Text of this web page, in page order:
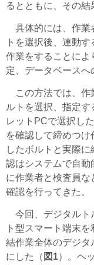
るとともに、その結
具体的には、作業
トを選択後、連動
作業をすることによ
定、データベースへ
この方法では、作
ルトを選択、指定
レットPCで選択し
を確認して締めつ
したボルトと実際
認はシステムで自動
に作業者と検査員
確認を行ってきた。
今回、デジタルト
ト型スマート端末
結作業全体のデジタ
にした（ 図1）。ヘ